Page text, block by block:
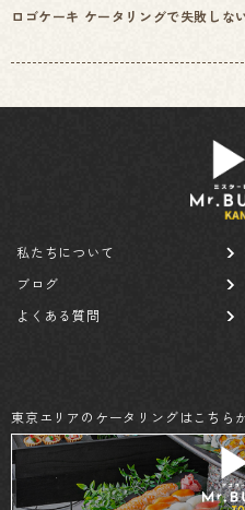
ロゴケーキ ケータリングで失敗しな
私たちについて
ブログ
よくある質問
東京エリアのケータリングはこちら